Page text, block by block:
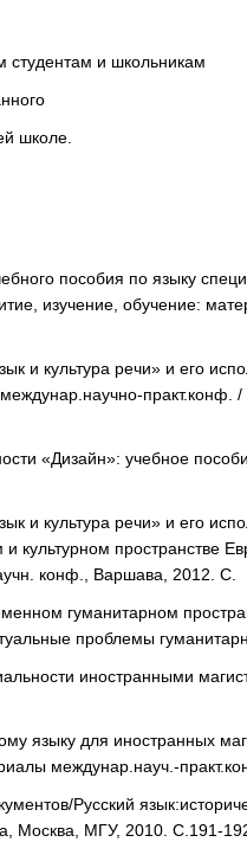
студентам и школьникам
школе.
пособия по языку
изучение, обучение:
и культура речи» и его
«Дизайн»: учебное
и культура речи» и его
культурном пространстве
конф., Варшава, 2012. С.
гуманитарном
проблемы
иностранными
языку для иностранных
междунар.науч.-
Русский
Москва, МГУ, 2010. С.191-